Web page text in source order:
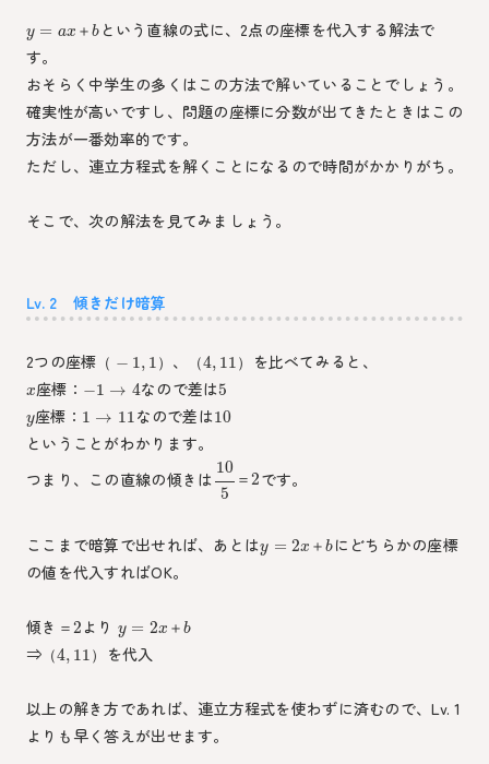
y = ax ＋ b という直線の式に、2点の座標を代入する解法で
す。
おそらく中学生の多くはこの方法で解いていることでしょう。
確実性が高いですし、問題の座標に分数が出てきたときはこの
方法が一番効率的です。
ただし、連立方程式を解くことになるので時間がかかりがち。
そこで、次の解法を見てみましょう。
Lv. 2 傾きだけ暗算
2つの座標 （ − 1 , 1 ） 、 （4, 11 ） を比べてみると、
x座標： −1 → 4なので差は5
y座標： 1 → 11 なので差は10
ということがわかります。
つまり、この直線の傾きは
10
5
＝2です。
ここまで暗算で出せれば、あとはy = 2x ＋ b にどちらかの座標
の値を代入すればOK。
傾き ＝ 2 より y = 2x ＋ b
⇒ （4, 11 ） を代入
以上の解き方であれば、連立方程式を使わずに済むので、Lv. 1
よりも早く答えが出せます。